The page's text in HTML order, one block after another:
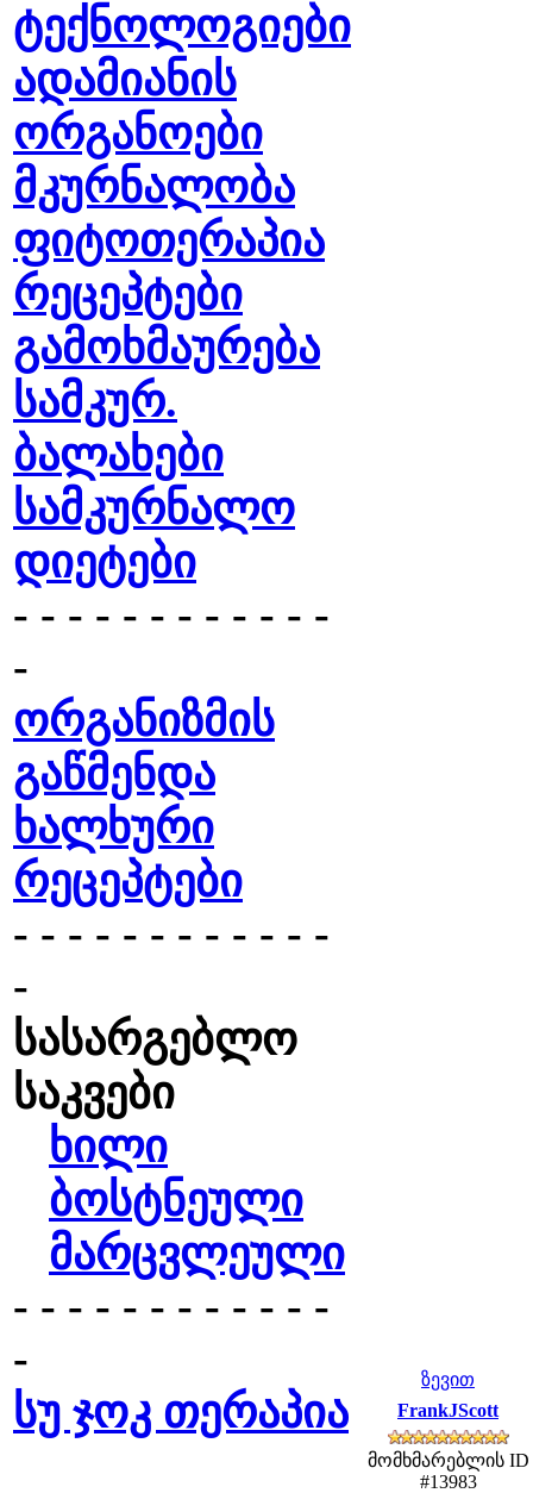
ტექნოლოგიები
ადამიანის
ორგანოები
მკურნალობა
ფიტოთერაპია
რეცეპტები
გამოხმაურება
სამკურ.
ბალახები
სამკურნალო
დიეტები
- - - - - - - - - - - -
-
ორგანიზმის
გაწმენდა
ხალხური
რეცეპტები
- - - - - - - - - - - -
-
სასარგებლო
საკვები
ხილი
ბოსტნეული
მარცვლეული
- - - - - - - - - - - -
-
სუ ჯოკ თერაპია
ზევით
FrankJScott
მომხმარებლის ID
#13983